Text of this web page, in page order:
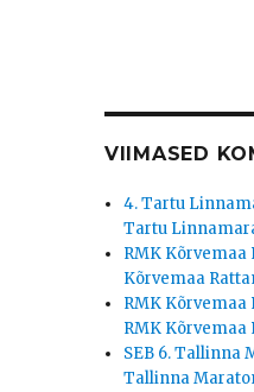
VIIMASED
4. Tartu
Tartu
RMK Kõrvemaa
Kõrvemaa
RMK
RMK Kõrvemaa
SEB 6. Tallinna
Tallinna